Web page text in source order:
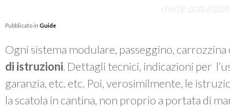
avete
Pubblicato in Guide
Ogni sistema modulare, passeggino,
di istruzioni. Dettagli tecnici, indicazioni per
garanzia, etc. etc. Poi, verosimilmente, le
la scatola in cantina, non proprio a portata di